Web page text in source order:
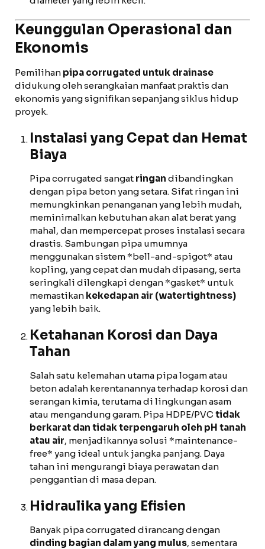
Keunggulan Operasional dan
Ekonomis
Pemilihan pipa corrugated untuk drainase
didukung oleh serangkaian manfaat praktis dan
ekonomis yang signifikan sepanjang siklus hidup
proyek.
Instalasi yang Cepat dan Hemat
Biaya
Pipa corrugated sangat ringan dibandingkan
dengan pipa beton yang setara. Sifat ringan ini
memungkinkan penanganan yang lebih mudah,
meminimalkan kebutuhan akan alat berat yang
mahal, dan mempercepat proses instalasi secara
drastis. Sambungan pipa umumnya
menggunakan sistem *bell-and-spigot* atau
kopling, yang cepat dan mudah dipasang, serta
seringkali dilengkapi dengan *gasket* untuk
memastikan kekedapan air (watertightness)
yang lebih baik.
Ketahanan Korosi dan Daya
Tahan
Salah satu kelemahan utama pipa logam atau
beton adalah kerentanannya terhadap korosi dan
serangan kimia, terutama di lingkungan asam
atau mengandung garam. Pipa HDPE/PVC tidak
berkarat dan tidak terpengaruh oleh pH tanah
atau air, menjadikannya solusi *maintenance-
free* yang ideal untuk jangka panjang. Daya
tahan ini mengurangi biaya perawatan dan
penggantian di masa depan.
Hidraulika yang Efisien
Banyak pipa corrugated dirancang dengan
dinding bagian dalam yang mulus, sementara